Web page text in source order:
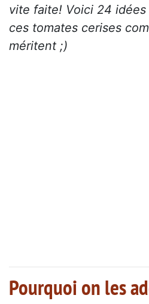
vite faite! Voici 24
ces tomates cerises
méritent ;)
Pourquoi on les